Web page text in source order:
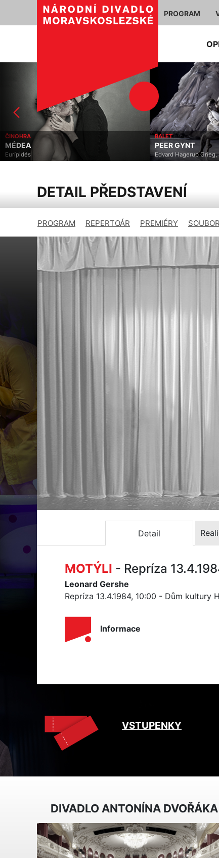
PROGRAM
ČINOHRA
MÉDEA
Eurípidés
BALET
PEER GYNT
Edvard Hagerup
DETAIL PŘEDSTAVENÍ
PROGRAM REPERTOÁR PREMIÉRY
Detail
MOTÝLI - Repríza
Leonard Gershe
Repríza 13.4.1984, 10:00 - Dům kultury
Informace
VSTUPENKY
DIVADLO ANTONÍNA DVOŘÁKA